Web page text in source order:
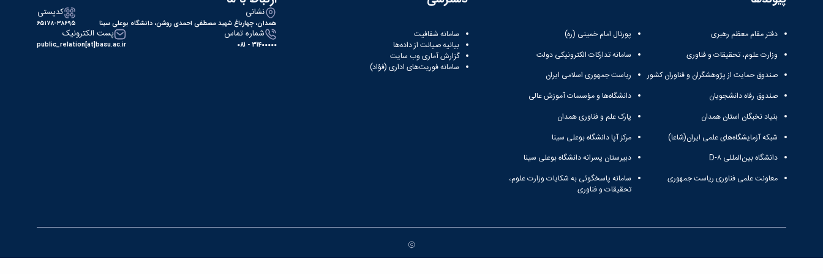
دفتر مقام معظم رهبری
وزارت علوم، تحقیقات و فناوری
صندوق حمایت از پژوهشگران و فناوران کشور
صندوق رفاه دانشجویان
بنیاد نخبگان استان همدان
شبکه آزمایشگاه‌های علمی ایران(شاعا)
دانشگاه بین‌المللی D-۸
معاونت علمی فناوری ریاست جمهوری
پورتال امام خمینی (ره)
سامانه تدارکات الکترونیکی دولت
ریاست جمهوری اسلامی ایران
دانشگاه‌ها و مؤسسات آموزش عالی
پارک علم و فناوری همدان
مرکز آپا دانشگاه بوعلی سینا
دبیرستان پسرانه دانشگاه بوعلی سینا
سامانه پاسخگوئی به شکایات وزارت علوم،
تحقیقات و فناوری
سامانه شفافیت
بیانیه صیانت از داده‌ها
گزارش آماری وب‌ سایت
سامانه فوریت‌های اداری (فؤاد)
نشانی
همدان، چهارباغ شهید مصطفی احمدی روشن، دانشگاه بوعلی سینا
کدپستی
۶۵۱۷۸-۳۸۶۹۵
شماره تماس
31400000 - 081
پست الکترونیک
public_relation[at]basu.ac.ir